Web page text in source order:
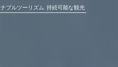
ブルツーリズム 持続可能な観光